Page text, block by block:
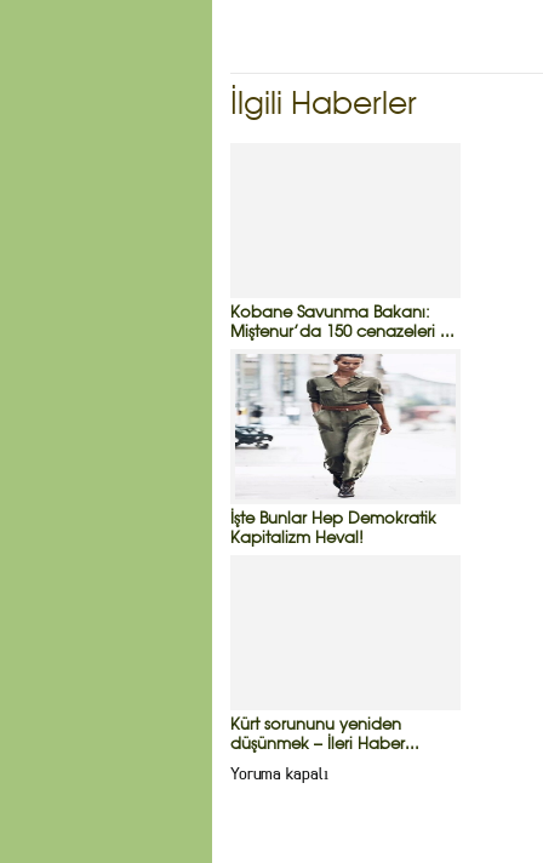
İlgili Haberler
Kobane Savunma Bakanı:
Miştenur’da 150 cenazeleri ...
İşte Bunlar Hep Demokratik
Kapitalizm Heval!
Kürt sorununu yeniden
düşünmek – İleri Haber...
Yoruma kapalı